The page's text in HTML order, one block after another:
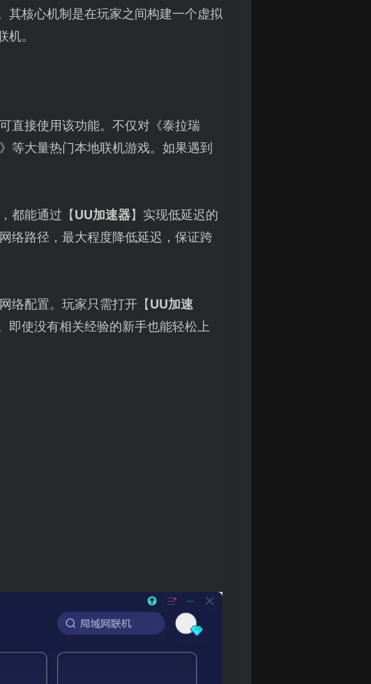
其核心机制是在玩家之间构建一个虚拟
。
直接使用该功能。不仅对《泰拉瑞
等大量热门本地联机游戏。如果遇到
都能通过【UU加速器】实现低延迟的
络路径，最大程度降低延迟，保证跨
络配置。玩家只需打开【UU加速
即使没有相关经验的新手也能轻松上